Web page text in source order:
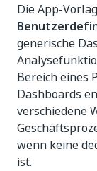
Die App-
generische
Bereich eines
Dashboards
verschiedene
wenn keine
ist.